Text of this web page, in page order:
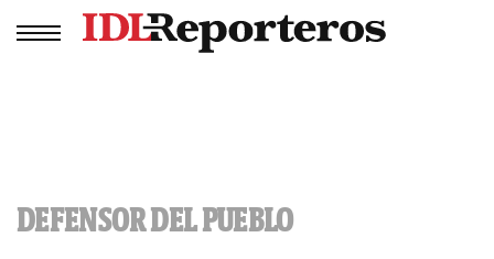
DEFENSOR DEL PUEBLO